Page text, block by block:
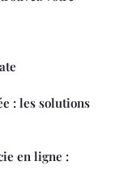
: les solutions
en ligne :